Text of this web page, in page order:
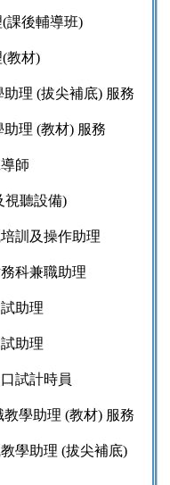
(課後輔導班)
(教材)
助理 (拔尖補底) 服務
助理 (教材) 服務
師
視聽設備)
訓及操作助理
科兼職助理
助理
助理
試計時員
教學助理 (教材) 服務
學助理 (拔尖補底)